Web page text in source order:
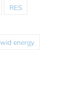
RES
wid energy